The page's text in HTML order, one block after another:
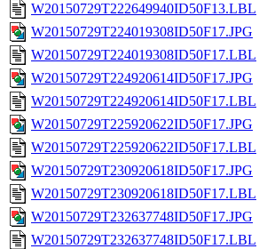
W20150729T222649940ID50F13.LBL
W20150729T224019308ID50F17.JPG
W20150729T224019308ID50F17.LBL
W20150729T224920614ID50F17.JPG
W20150729T224920614ID50F17.LBL
W20150729T225920622ID50F17.JPG
W20150729T225920622ID50F17.LBL
W20150729T230920618ID50F17.JPG
W20150729T230920618ID50F17.LBL
W20150729T232637748ID50F17.JPG
W20150729T232637748ID50F17.LBL